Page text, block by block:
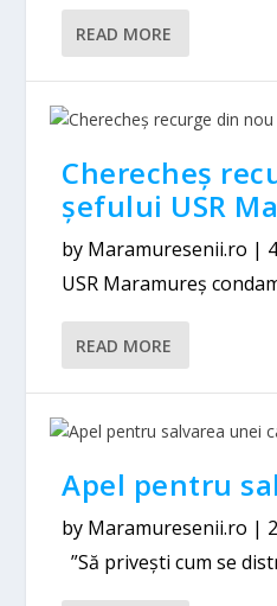
READ MORE
Cherecheș
șefului USR
by Maramuresenii.ro |
USR Maramureş
READ MORE
Apel pentru
by Maramuresenii.ro |
”Să privești cum se